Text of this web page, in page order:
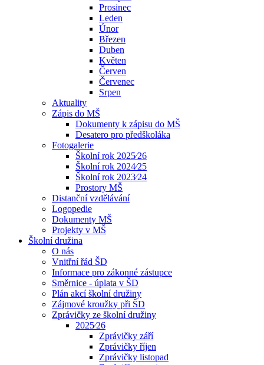
Prosinec
Leden
Únor
Březen
Duben
Květen
Červen
Červenec
Srpen
Aktuality
Zápis do MŠ
Dokumenty k zápisu do MŠ
Desatero pro předškoláka
Fotogalerie
Školní rok 2025⁄26
Školní rok 2024⁄25
Školní rok 2023⁄24
Prostory MŠ
Distanční vzdělávání
Logopedie
Dokumenty MŠ
Projekty v MŠ
Školní družina
O nás
Vnitřní řád ŠD
Informace pro zákonné zástupce
Směrnice - úplata v ŠD
Plán akcí školní družiny
Zájmové kroužky při ŠD
Zprávičky ze školní družiny
2025⁄26
Zprávičky září
Zprávičky říjen
Zprávičky listopad